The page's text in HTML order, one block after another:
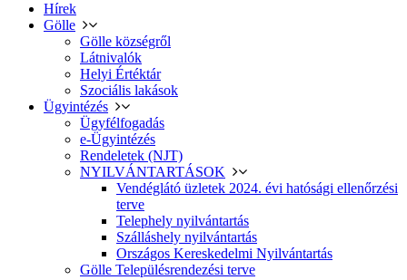
Hírek
Gölle
Gölle községről
Látnivalók
Helyi Értéktár
Szociális lakások
Ügyintézés
Ügyfélfogadás
e-Ügyintézés
Rendeletek (NJT)
NYILVÁNTARTÁSOK
Vendéglátó üzletek 2024. évi hatósági ellenőrzési
terve
Telephely nyilvántartás
Szálláshely nyilvántartás
Országos Kereskedelmi Nyilvántartás
Gölle Településrendezési terve